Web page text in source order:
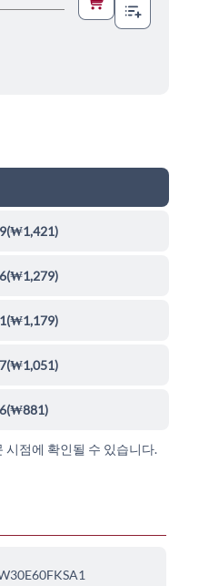
(₩1,421)
(₩1,279)
(₩1,179)
(₩1,051)
(₩881)
시점에 확인될 수 있습니다.